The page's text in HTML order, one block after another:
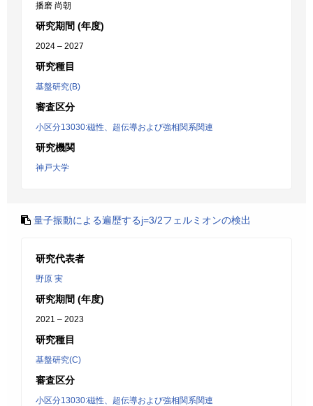
播磨 尚朝
研究期間 (年度)
2024 – 2027
研究種目
基盤研究(B)
審査区分
小区分13030:磁性、超伝導および強相関系関連
研究機関
神戸大学
量子振動による遍歴するj=3/2フェルミオンの検出
研究代表者
野原 実
研究期間 (年度)
2021 – 2023
研究種目
基盤研究(C)
審査区分
小区分13030:磁性、超伝導および強相関系関連